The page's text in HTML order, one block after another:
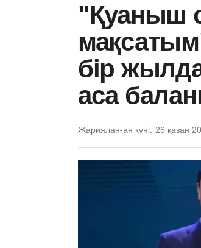
"Қуаныш
бір
аса
Жарияланған күні: 26 қазан